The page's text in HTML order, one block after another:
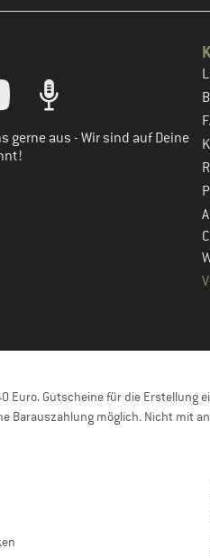
Kundenkonto
gerne aus - Wir sind auf Deine
Gutscheine für die
Barauszahlung möglich. Nicht mit